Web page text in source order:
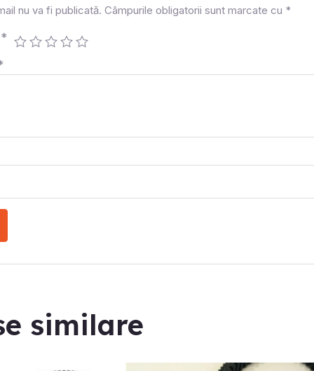
nu va fi publicată. Câmpurile obligatorii sunt marcate cu *
*
similare